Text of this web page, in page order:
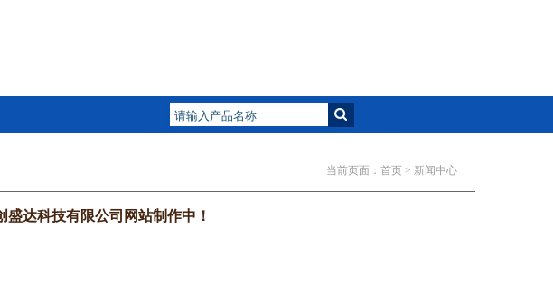
当前页面： 首页> 新闻中心
盛达科技有限公司网站制作中！